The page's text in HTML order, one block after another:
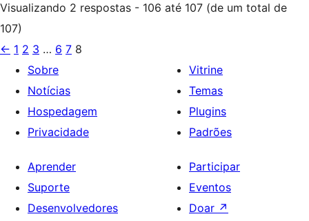
Visualizando 2 respostas - 106 até 107 (de um total de
107)
← 1 2 3 … 6 7 8
Sobre
Notícias
Hospedagem
Privacidade
Vitrine
Temas
Plugins
Padrões
Aprender
Suporte
Desenvolvedores
Participar
Eventos
Doar ↗